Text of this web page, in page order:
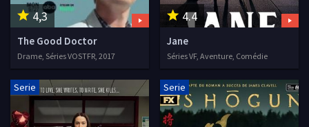
4,3
The Good Doctor
Drame, Séries VOSTFR, 2017
4.4
Jane
Séries VF, Aventure, Comédie
Serie Serie